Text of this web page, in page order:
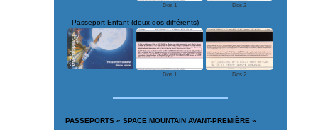
Dos 1 Dos 2
Passeport Enfant (deux dos différents)
Dos 1 Dos 2
PASSEPORTS « SPACE MOUNTAIN AVANT-PREMIÈRE »